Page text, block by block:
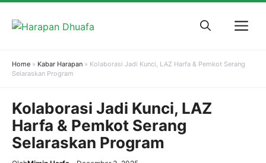
Home » Kabar Harapan » Kolaborasi Jadi Kunci, LAZ Harfa & Pemkot Serang
Selaraskan Program
Kolaborasi Jadi Kunci, LAZ
Harfa & Pemkot Serang
Selaraskan Program